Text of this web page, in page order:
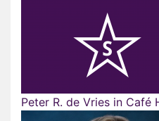
Peter R. de Vries in Café